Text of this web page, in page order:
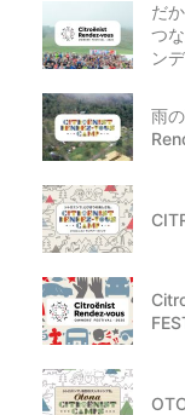
だ
つ
ン
雨